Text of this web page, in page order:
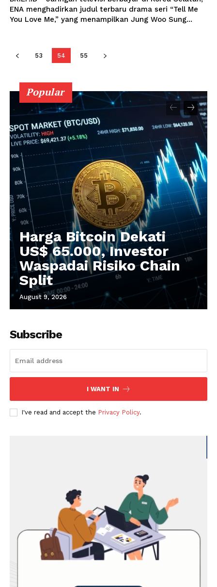
ENA menghadirkan judul terbaru drama seri “Tell Me
You Love Me,” yang menampilkan Jung Woo Sung...
53 54 55
Popular
Harga Bitcoin Dekati
US$ 65.000, Investor
Waspadai Risiko Chain
Split
August 9, 2026
Subscribe
I WANT IN
I've read and accept the Privacy Policy.